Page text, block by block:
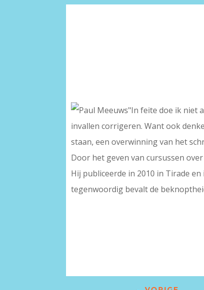
"In feite doe ik niet
invallen corrigeren. Want ook
staan, een overwinning van het
Door het geven van cursussen
Hij publiceerde in 2010 in Tirade
tegenwoordig bevalt de